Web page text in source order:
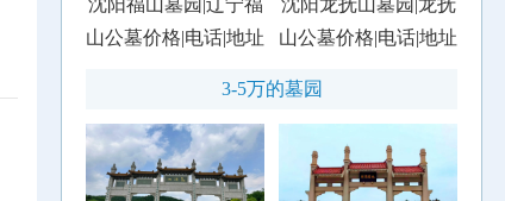
山公墓价格|电话|地址
山公墓价格|电话|地址
3-5万的墓园